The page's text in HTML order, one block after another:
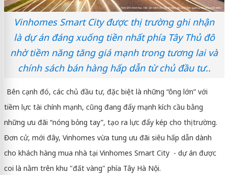
Vinhomes Smart City được thị trường ghi nhận
là dự án đáng xuống tiền nhất phía Tây Thủ đô
nhờ tiềm năng tăng giá mạnh trong tương lai và
chính sách bán hàng hấp dẫn từ chủ đầu tư..
Bên cạnh đó, các chủ đầu tư, đặc biệt là những “ông lớn” với
tiềm lực tài chính mạnh, cũng đang đẩy mạnh kích cầu bằng
những ưu đãi “nóng bỏng tay”, tạo ra lực đẩy kép cho thị trường.
Đơn cử, mới đây, Vinhomes vừa tung ưu đãi siêu hấp dẫn dành
cho khách hàng mua nhà tại Vinhomes Smart City - dự án được
coi là nằm trên khu "đất vàng" phía Tây Hà Nội.